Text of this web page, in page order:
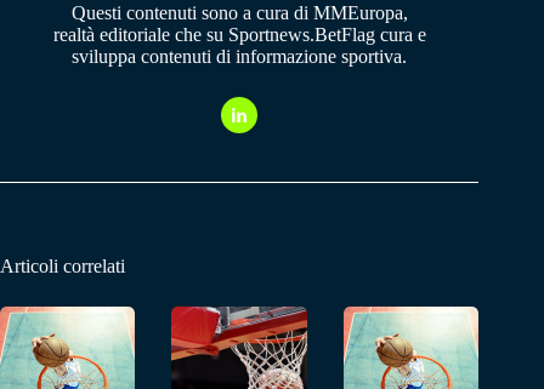
Questi contenuti sono a cura di MMEuropa,
realtà editoriale che su Sportnews.BetFlag cura e
sviluppa contenuti di informazione sportiva.
Articoli correlati